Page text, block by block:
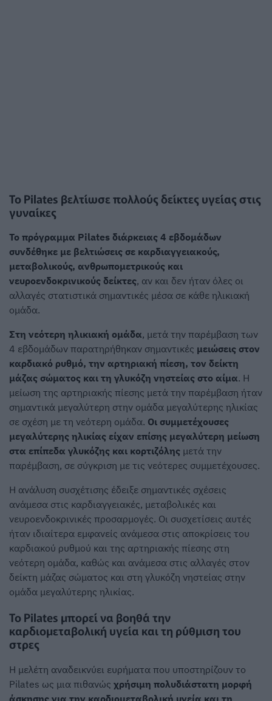
Το Pilates βελτίωσε πολλούς δείκτες υγείας στις
γυναίκες
Το πρόγραμμα Pilates διάρκειας 4 εβδομάδων
συνδέθηκε με βελτιώσεις σε καρδιαγγειακούς,
μεταβολικούς, ανθρωπομετρικούς και
νευροενδοκρινικούς δείκτες, αν και δεν ήταν όλες οι
αλλαγές στατιστικά σημαντικές μέσα σε κάθε ηλικιακή
ομάδα.
Στη νεότερη ηλικιακή ομάδα, μετά την παρέμβαση των
4 εβδομάδων παρατηρήθηκαν σημαντικές μειώσεις στον
καρδιακό ρυθμό, την αρτηριακή πίεση, τον δείκτη
μάζας σώματος και τη γλυκόζη νηστείας στο αίμα. Η
μείωση της αρτηριακής πίεσης μετά την παρέμβαση ήταν
σημαντικά μεγαλύτερη στην ομάδα μεγαλύτερης ηλικίας
σε σχέση με τη νεότερη ομάδα. Οι συμμετέχουσες
μεγαλύτερης ηλικίας είχαν επίσης μεγαλύτερη μείωση
στα επίπεδα γλυκόζης και κορτιζόλης μετά την
παρέμβαση, σε σύγκριση με τις νεότερες συμμετέχουσες.
Η ανάλυση συσχέτισης έδειξε σημαντικές σχέσεις
ανάμεσα στις καρδιαγγειακές, μεταβολικές και
νευροενδοκρινικές προσαρμογές. Οι συσχετίσεις αυτές
ήταν ιδιαίτερα εμφανείς ανάμεσα στις αποκρίσεις του
καρδιακού ρυθμού και της αρτηριακής πίεσης στη
νεότερη ομάδα, καθώς και ανάμεσα στις αλλαγές στον
δείκτη μάζας σώματος και στη γλυκόζη νηστείας στην
ομάδα μεγαλύτερης ηλικίας.
Το Pilates μπορεί να βοηθά την
καρδιομεταβολική υγεία και τη ρύθμιση του
στρες
Η μελέτη αναδεικνύει ευρήματα που υποστηρίζουν το
Pilates ως μια πιθανώς χρήσιμη πολυδιάστατη μορφή
άσκησης για την καρδιομεταβολική υγεία και τη